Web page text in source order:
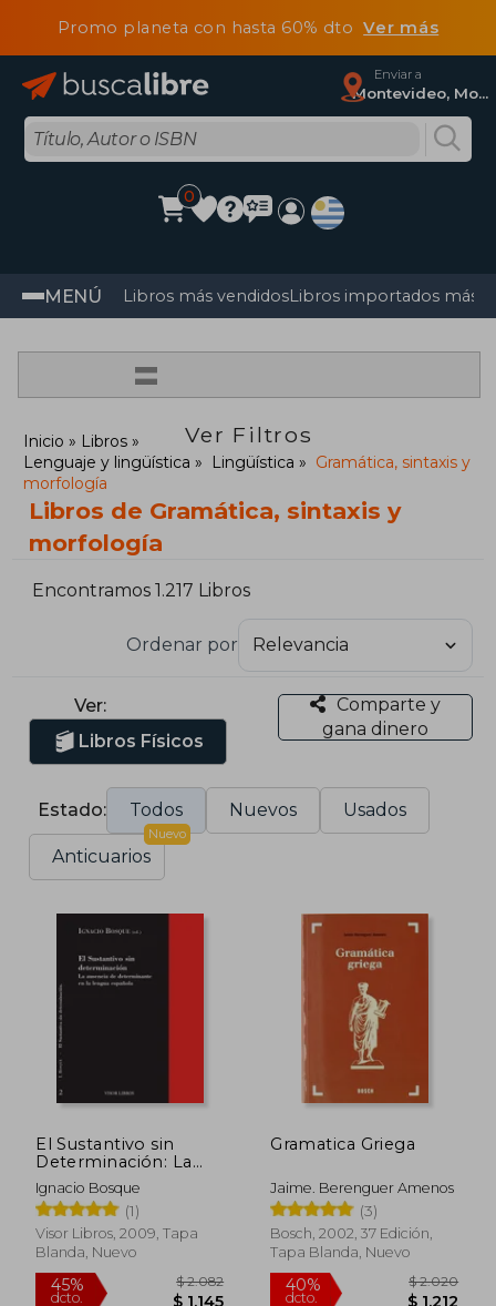
Promo planeta con hasta 60% dtoVer más
Enviar a
Montevideo, Montevideo
0
MENÚ Libros más vendidosLibros importados más
=
Ver Filtros
Inicio
Libros
Lenguaje y lingüística
Lingüística
Gramática, sintaxis y
morfología
Libros de Gramática, sintaxis y
morfología
Encontramos 1.217 Libros
Ordenar por
Ver:
Libros Físicos
Comparte y
gana dinero
Estado: Todos Nuevos Usados
Anticuarios
Nuevo
El Sustantivo sin
Determinación: La
Ausencia de
Determinante en la
Lengua Espñola
Ignacio Bosque
(1)
Visor Libros, 2009, Tapa
Blanda, Nuevo
Gramatica Griega
Jaime. Berenguer Amenos
(3)
Bosch, 2002, 37 Edición,
Tapa Blanda, Nuevo